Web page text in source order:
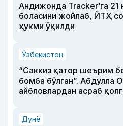
Андижонда Tracker’га 21
боласини жойлаб, ЙТҲ
ҳукми ўқилди
Ўзбекистон
“Саккиз қатор шеърим
бомба бўлган”. Абдулла
айбловлардан асраб
Дунё